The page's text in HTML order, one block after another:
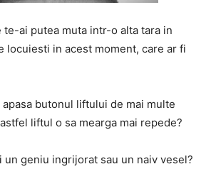
te-ai putea muta intr-o alta tara in
locuiesti in acest moment, care ar fi
butonul liftului de mai multe
liftul o sa mearga mai repede?
un geniu ingrijorat sau un naiv vesel?